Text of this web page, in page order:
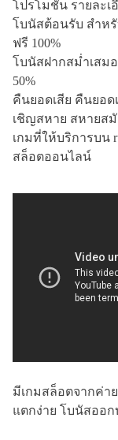
โปรโมชั่น รายละเ
โบนัสต้อนรับ สำห
ฟรี 100%
โบนัสฝากสม่ำเสม
50%
คืนยอดเสีย คืนยอด
เชิญสหาย สหายส
เกมที่ให้บริการบน
สล็อตออนไลน์
มีเกมสล็อตจากค่าย
แตกง่าย โบนัสออ